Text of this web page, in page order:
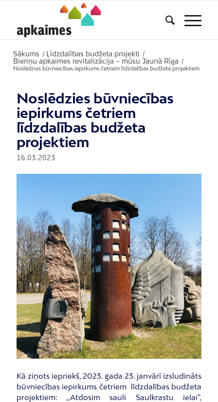
Sākums / Līdzdalības budžeta projekti /
Bieriņu apkaimes revitalizācija – mūsu Jaunā Rīga
/
Noslēdzies būvniecības iepirkums četriem līdzdalības budžeta projektiem
Noslēdzies būvniecības
iepirkums četriem
līdzdalības budžeta
projektiem
16.03.2023
Kā ziņots iepriekš, 2023. gada 23. janvārī izsludināts
būvniecības iepirkums četriem līdzdalības budžeta
projektiem: ,,Atdosim sauli Saulkrastu ielai”,